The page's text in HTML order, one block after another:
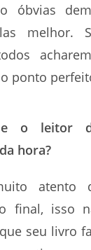
óbvias
melhor.
ponto
o leitor
hora?
atento
final, isso
seu livro